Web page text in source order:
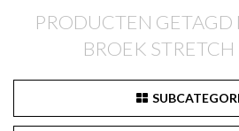
PRODUCTEN
BROEK